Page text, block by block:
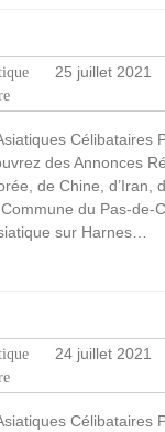
25 juillet 2021
Célibataires
des Annonces
de Chine, d’Iran,
du Pas-de-
sur Harnes…
24 juillet 2021
Célibataires